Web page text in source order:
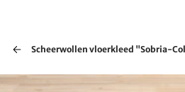
Scheerwollen vloerkleed "Sobria-